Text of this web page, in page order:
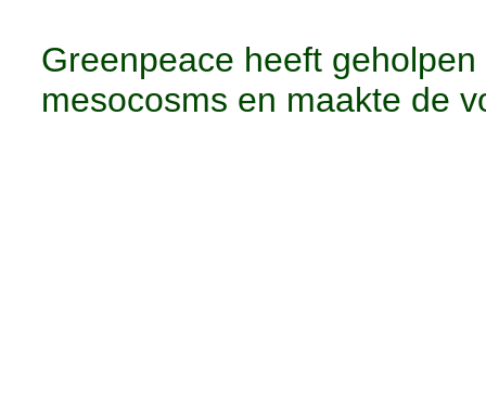
Greenpeace heeft
mesocosms en maakte de